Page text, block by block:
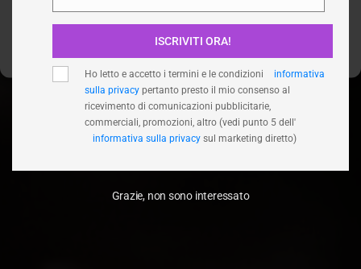
Nega
Visualizza le preferenze
ISCRIVITI ORA!
Ho letto e accetto i termini e le condizioni
informativa
sulla privacy pertanto presto il mio consenso al
ricevimento di comunicazioni pubblicitarie,
commerciali, promozioni, altro (vedi punto 5 dell'
informativa sulla privacy sul marketing diretto)
Grazie, non sono interessato